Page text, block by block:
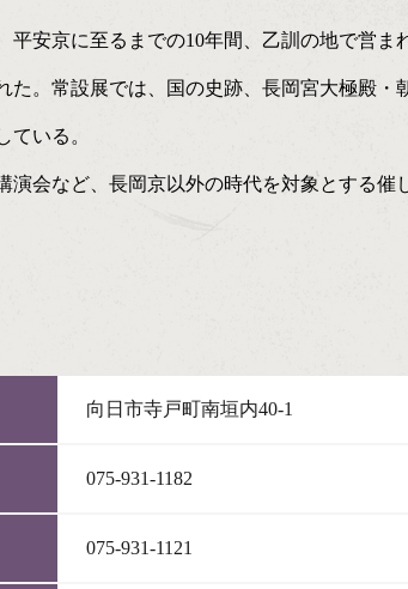
平安京に至るまでの10年間、乙訓の地で営ま
た。常設展では、国の史跡、長岡宮大極殿
ている。
演会など、長岡京以外の時代を対象とする催
向日市寺戸町南垣内40-1
075-931-1182
075-931-1121